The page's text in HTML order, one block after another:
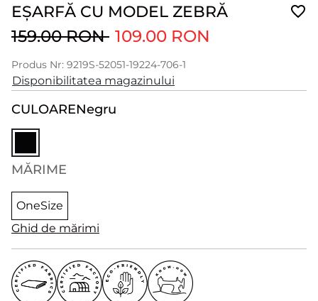
EȘARFĂ CU MODEL ZEBRĂ
159.00 RON 109.00 RON
Produs Nr: 9219S-52051-19224-706-1
Disponibilitatea magazinului
CULOARENegru
MĂRIME
OneSize
Ghid de mărimi